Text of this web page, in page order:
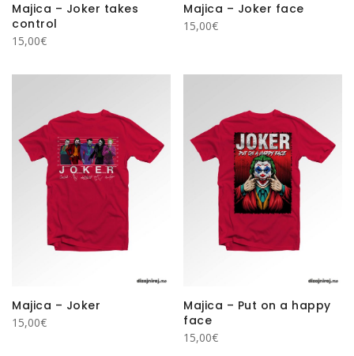
Majica – Joker takes
control
15,00€
Majica – Joker face
15,00€
Majica – Joker
15,00€
Majica – Put on a happy
face
15,00€